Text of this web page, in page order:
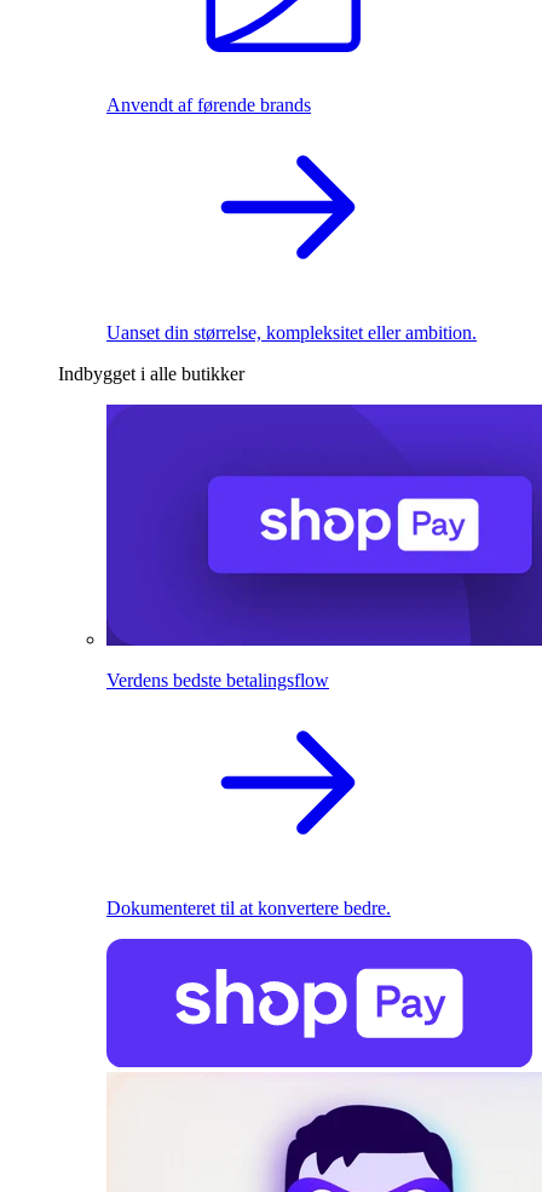
Anvendt af førende brands
Uanset din størrelse, kompleksitet eller ambition.
Indbygget i alle butikker
Verdens bedste betalingsflow
Dokumenteret til at konvertere bedre.